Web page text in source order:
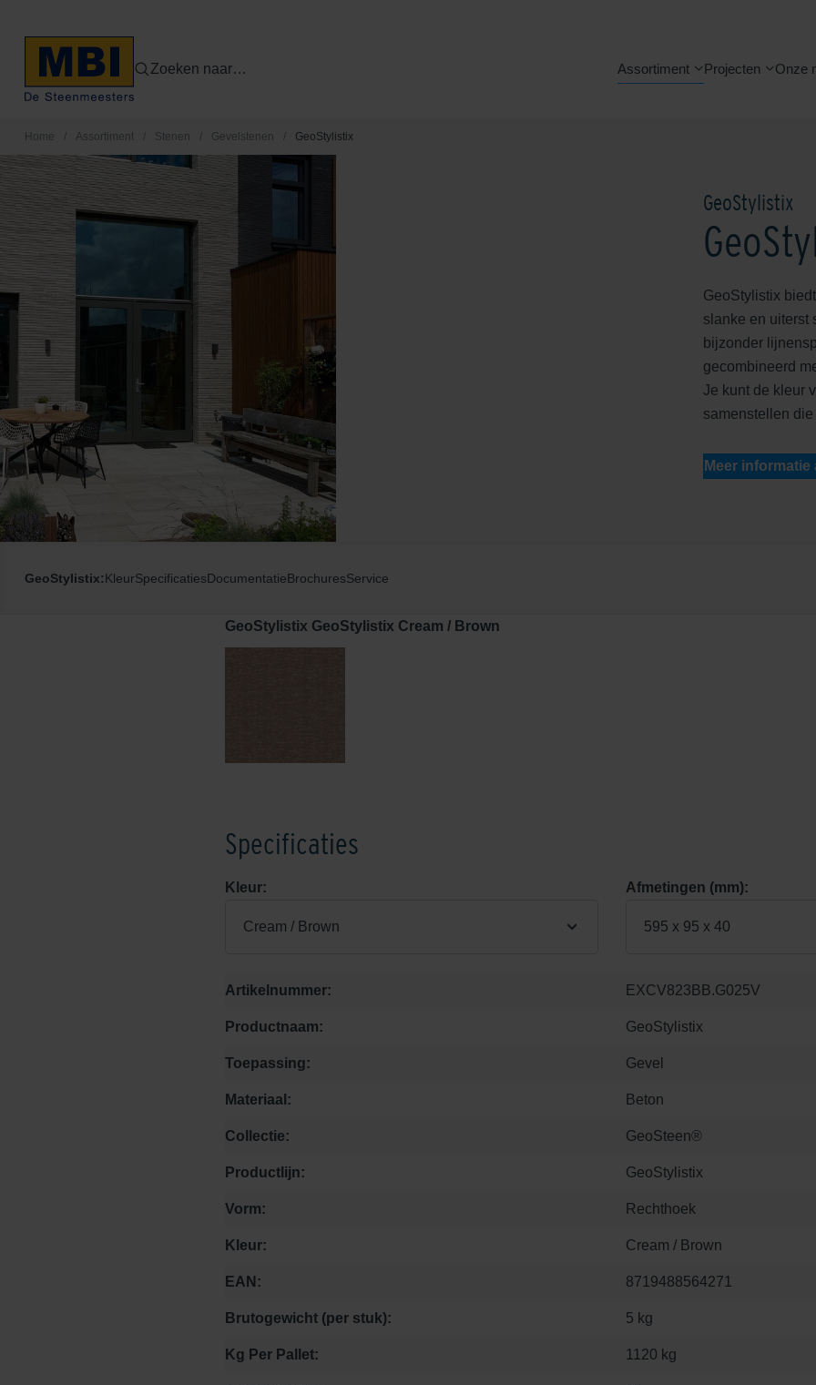
Zoeken naar… Assortiment Projecten Onze
Home / Assortiment / Stenen / Gevelstenen / GeoStylistix
GeoStylistix
GeoStylistix
slanke en uiterst
bijzonder
gecombineerd
Je kunt de kleur
samenstellen
Meer informatie
GeoStylistix:KleurSpecificatiesDocumentatieBrochuresService
GeoStylistix GeoStylistix Cream / Brown
Specificaties
Kleur:
Cream / Brown
Afmetingen (mm):
595 x 95 x 40
Artikelnummer: EXCV823BB.G025V
Productnaam: GeoStylistix
Toepassing: Gevel
Materiaal: Beton
Collectie: GeoSteen®
Productlijn: GeoStylistix
Vorm: Rechthoek
Kleur: Cream / Brown
EAN: 8719488564271
Brutogewicht (per stuk): 5 kg
Kg Per Pallet: 1120 kg